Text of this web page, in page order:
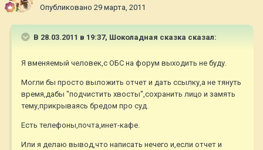
Опубликовано 29 марта, 2011
В 28.03.2011 в 19:37, Шоколадная сказка сказал:
Я вменяемый человек,с ОБС на форум выходить не буду.
Могли бы просто выложить отчет и дать ссылку,а не тянуть
время,дабы "подчистить хвосты",сохранить лицо и замять
тему,прикрываясь бредом про суд.
Есть телефоны,почта,инет-кафе.
Или я делаю вывод,что написать нечего и,если отчет и